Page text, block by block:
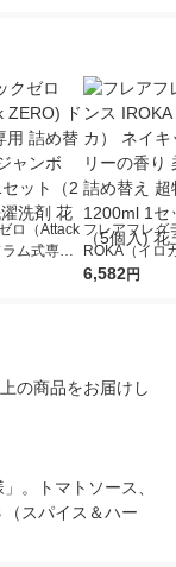
ロ（Attack
ム式専用
ガジャン
フレアフレグ
ROKA（イロ
イキッドリリ
6,582円
の商品をお届けし
。トマトソース、
スパイス＆ハー